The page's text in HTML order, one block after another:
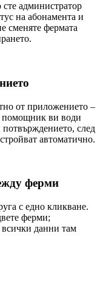
администратор
на абонамента и
сменяте фермата
от приложението –
помощник ви води
след
автоматично.
ферми
с едно кликване.
ферми;
всички данни там